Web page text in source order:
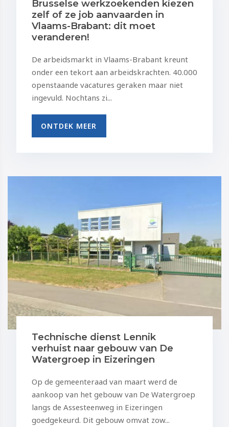
Brusselse werkzoekenden kiezen
zelf of ze job aanvaarden in
Vlaams-Brabant: dit moet
veranderen!
De arbeidsmarkt in Vlaams-Brabant kreunt
onder een tekort aan arbeidskrachten. 40.000
openstaande vacatures geraken maar niet
ingevuld. Nochtans zi...
ONTDEK MEER
Technische dienst Lennik
verhuist naar gebouw van De
Watergroep in Eizeringen
Op de gemeenteraad van maart werd de
aankoop van het gebouw van De Watergroep
langs de Assesteenweg in Eizeringen
goedgekeurd. Dit gebouw omvat zow...